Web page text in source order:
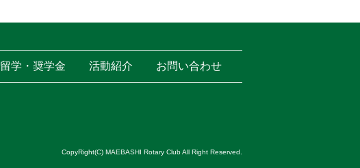
留学・奨学金 活動紹介 お問い合わせ
CopyRight(C) MAEBASHI Rotary Club All Right Reserved.